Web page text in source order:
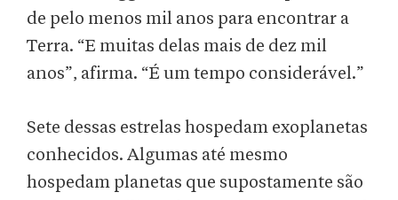
de pelo menos mil anos para encontrar a
Terra. “E muitas delas mais de dez mil
anos”, afirma. “É um tempo considerável.”
Sete dessas estrelas hospedam exoplanetas
conhecidos. Algumas até mesmo
hospedam planetas que supostamente são